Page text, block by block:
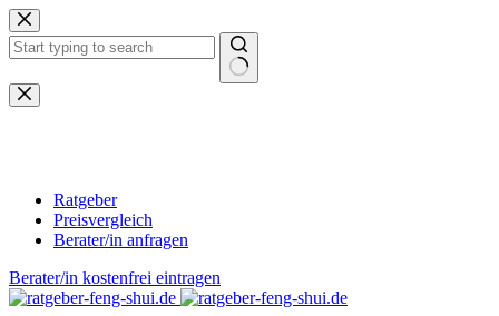
Zum
Inhalt
springen
Keine
Ergebnisse
Ratgeber
Preisvergleich
Berater/in anfragen
Berater/in kostenfrei eintragen